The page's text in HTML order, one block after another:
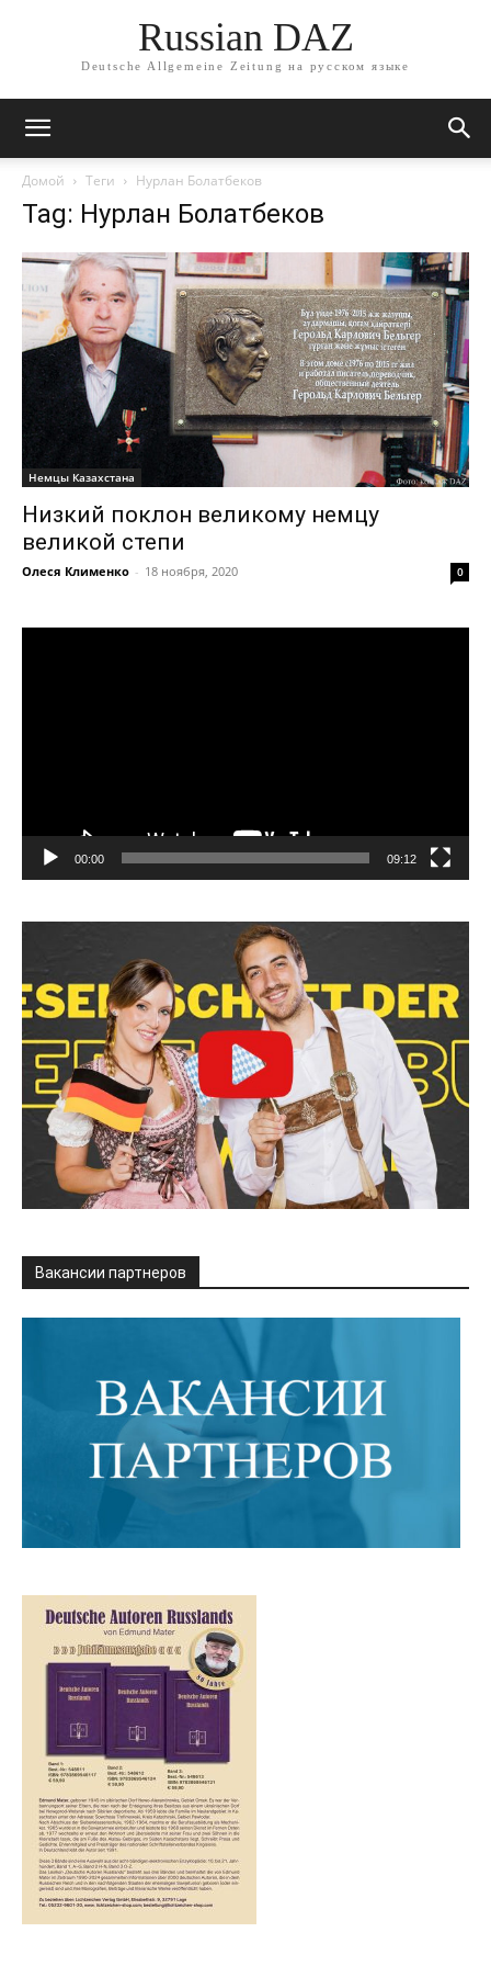
Russian DAZ
Deutsche Allgemeine Zeitung на русском языке
Домой Теги Нурлан Болатбеков
Tag: Нурлан Болатбеков
Немцы Казахстана
Низкий поклон великому немцу
великой степи
Олеся Клименко - 18 ноября, 2020 0
00:00 09:12
Вакансии партнеров